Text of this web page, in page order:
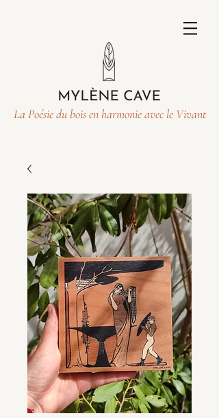
La Poésie du bois en harmonie avec le Vivant